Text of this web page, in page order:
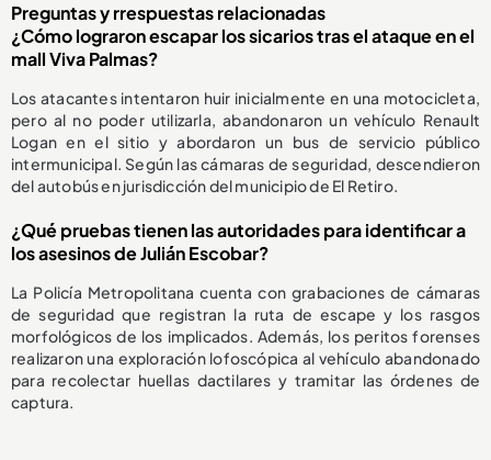
Preguntas y rrespuestas relacionadas
¿Cómo lograron escapar los sicarios tras el ataque en el
mall Viva Palmas?
Los atacantes intentaron huir inicialmente en una motocicleta,
pero al no poder utilizarla, abandonaron un vehículo Renault
Logan en el sitio y abordaron un bus de servicio público
intermunicipal. Según las cámaras de seguridad, descendieron
del autobús en jurisdicción del municipio de El Retiro.
¿Qué pruebas tienen las autoridades para identificar a
los asesinos de Julián Escobar?
La Policía Metropolitana cuenta con grabaciones de cámaras
de seguridad que registran la ruta de escape y los rasgos
morfológicos de los implicados. Además, los peritos forenses
realizaron una exploración lofoscópica al vehículo abandonado
para recolectar huellas dactilares y tramitar las órdenes de
captura.